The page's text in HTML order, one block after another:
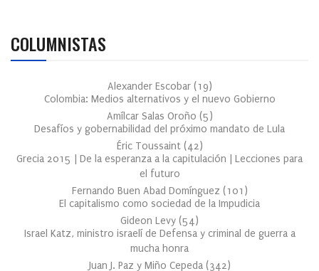
COLUMNISTAS
Alexander Escobar (19)
Colombia: Medios alternativos y el nuevo Gobierno
Amílcar Salas Oroño (5)
Desafíos y gobernabilidad del próximo mandato de Lula
Éric Toussaint (42)
Grecia 2015 | De la esperanza a la capitulación | Lecciones para
el futuro
Fernando Buen Abad Domínguez (101 )
El capitalismo como sociedad de la Impudicia
Gideon Levy (54)
Israel Katz, ministro israelí de Defensa y criminal de guerra a
mucha honra
Juan J. Paz y Miño Cepeda (342)